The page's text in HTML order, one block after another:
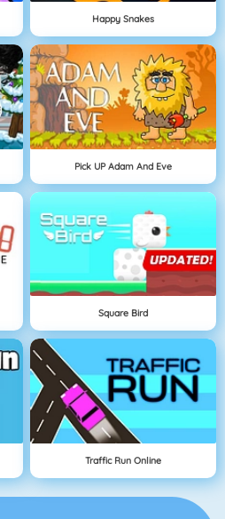
Happy Snakes
Pick UP Adam And Eve
Square Bird
Traffic Run Online